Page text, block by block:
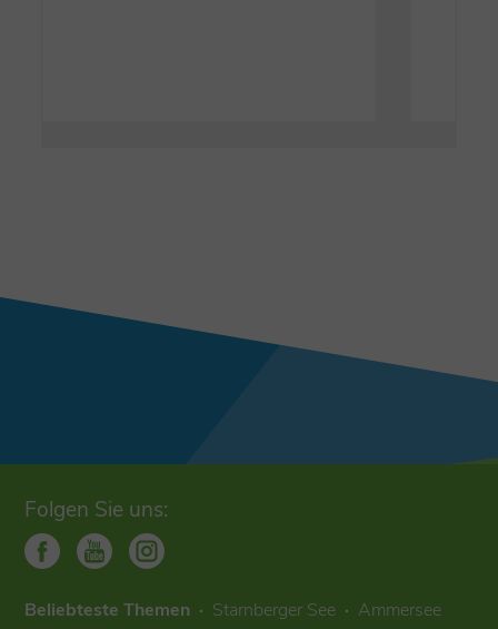
Folgen Sie uns:
Beliebteste Themen Starnberger See Ammersee